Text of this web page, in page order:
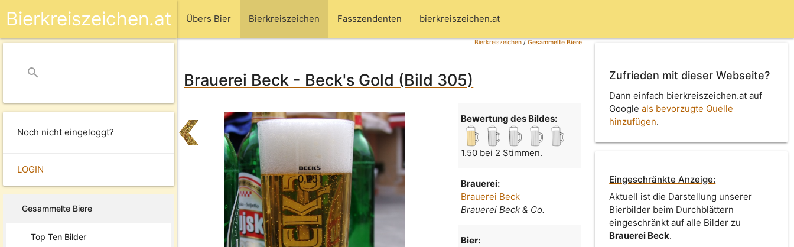
Übers Bier Bierkreiszeichen Fasszendenten bierkreiszeichen.at
Bierkreiszeichen.at
search
Noch nicht eingeloggt?
LOGIN
Gesammelte Biere
Top Ten Bilder
Bierkreiszeichen/Gesammelte Biere
Brauerei Beck - Beck's Gold (Bild 305)
Bewertung des Bildes:
1.50 bei 2 Stimmen.
Brauerei:
Brauerei Beck
Brauerei Beck & Co.
Bier:
Zufrieden mit dieser Webseite?
Dann einfach bierkreiszeichen.at auf
Googleals bevorzugte Quelle
hinzufügen.
Eingeschränkte Anzeige:
Aktuell ist die Darstellung unserer
Bierbilder beim Durchblättern
eingeschränkt auf alle Bilder zu
Brauerei Beck.